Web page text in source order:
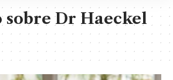
sobre Dr Haeckel